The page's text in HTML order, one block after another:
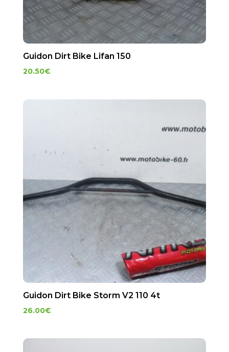
Guidon Dirt Bike Lifan 150
20.50€
Guidon Dirt Bike Storm V2 110 4t
26.00€